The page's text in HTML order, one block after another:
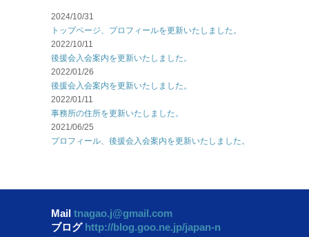
2024/10/31
トップページ、プロフィールを更新いたしました。
2022/10/11
後援会入会案内を更新いたしました。
2022/01/26
後援会入会案内を更新いたしました。
2022/01/11
事務所の住所を更新いたしました。
2021/06/25
プロフィール、後援会入会案内を更新いたしました。
Mail tnagao.j@gmail.com
ブログ http://blog.goo.ne.jp/japan-n